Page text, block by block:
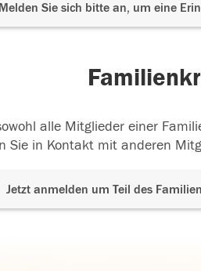
Melden Sie sich bitte an, um eine
alle Mitglieder einer
Sie in Kontakt mit anderen
Jetzt anmelden um Teil des